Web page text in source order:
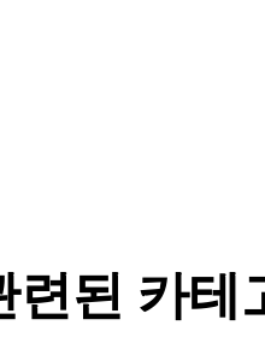
련된 카테